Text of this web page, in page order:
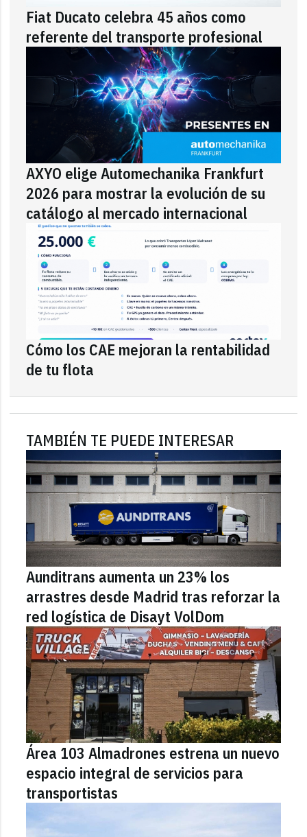
Fiat Ducato celebra 45 años como
referente del transporte profesional
AXYO elige Automechanika Frankfurt
2026 para mostrar la evolución de su
catálogo al mercado internacional
Cómo los CAE mejoran la rentabilidad
de tu flota
TAMBIÉN TE PUEDE INTERESAR
Aunditrans aumenta un 23% los
arrastres desde Madrid tras reforzar la
red logística de Disayt VolDom
Área 103 Almadrones estrena un nuevo
espacio integral de servicios para
transportistas